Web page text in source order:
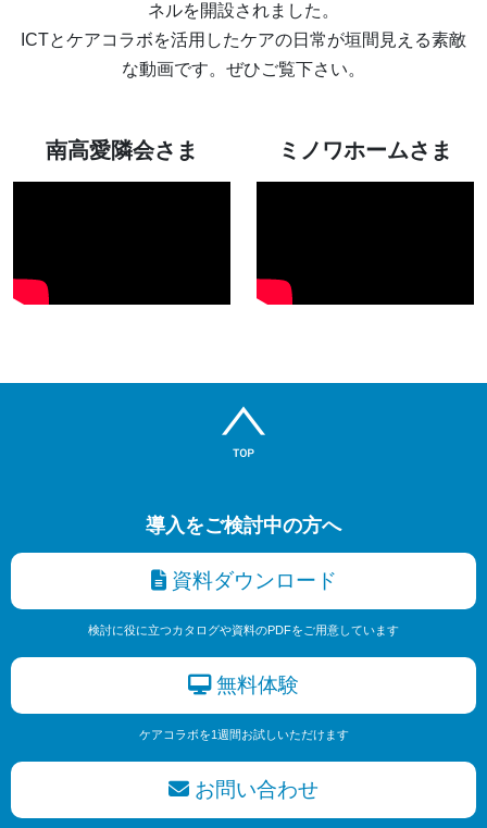
ネルを開設されました。
ICTとケアコラボを活用したケアの日常が垣間見える素敵
な動画です。ぜひご覧下さい。
南高愛隣会さま ミノワホームさま
導入をご検討中の方へ
資料ダウンロード
検討に役に立つカタログや資料のPDFをご用意しています
無料体験
ケアコラボを1週間お試しいただけます
お問い合わせ